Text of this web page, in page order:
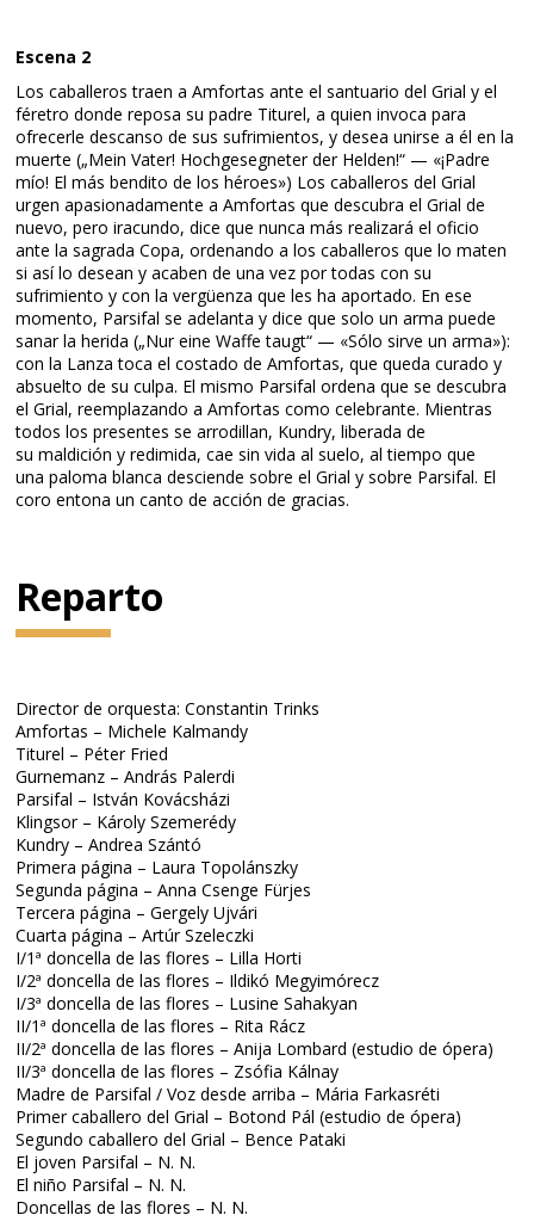
Escena 2
Los caballeros traen a Amfortas ante el santuario del Grial y el
féretro donde reposa su padre Titurel, a quien invoca para
ofrecerle descanso de sus sufrimientos, y desea unirse a él en la
muerte („Mein Vater! Hochgesegneter der Helden!“ — «¡Padre
mío! El más bendito de los héroes») Los caballeros del Grial
urgen apasionadamente a Amfortas que descubra el Grial de
nuevo, pero iracundo, dice que nunca más realizará el oficio
ante la sagrada Copa, ordenando a los caballeros que lo maten
si así lo desean y acaben de una vez por todas con su
sufrimiento y con la vergüenza que les ha aportado. En ese
momento, Parsifal se adelanta y dice que solo un arma puede
sanar la herida („Nur eine Waffe taugt“ — «Sólo sirve un arma»):
con la Lanza toca el costado de Amfortas, que queda curado y
absuelto de su culpa. El mismo Parsifal ordena que se descubra
el Grial, reemplazando a Amfortas como celebrante. Mientras
todos los presentes se arrodillan, Kundry, liberada de
su maldición y redimida, cae sin vida al suelo, al tiempo que
una paloma blanca desciende sobre el Grial y sobre Parsifal. El
coro entona un canto de acción de gracias.
Reparto
Director de orquesta: Constantin Trinks
Amfortas – Michele Kalmandy
Titurel – Péter Fried
Gurnemanz – András Palerdi
Parsifal – István Kovácsházi
Klingsor – Károly Szemerédy
Kundry – Andrea Szántó
Primera página – Laura Topolánszky
Segunda página – Anna Csenge Fürjes
Tercera página – Gergely Ujvári
Cuarta página – Artúr Szeleczki
I/1ª doncella de las flores – Lilla Horti
I/2ª doncella de las flores – Ildikó Megyimórecz
I/3ª doncella de las flores – Lusine Sahakyan
II/1ª doncella de las flores – Rita Rácz
II/2ª doncella de las flores – Anija Lombard (estudio de ópera)
II/3ª doncella de las flores – Zsófia Kálnay
Madre de Parsifal / Voz desde arriba – Mária Farkasréti
Primer caballero del Grial – Botond Pál (estudio de ópera)
Segundo caballero del Grial – Bence Pataki
El joven Parsifal – N. N.
El niño Parsifal – N. N.
Doncellas de las flores – N. N.